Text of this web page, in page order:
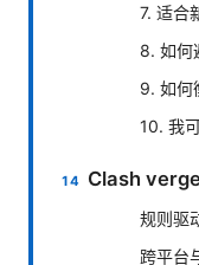
7. 适合
8. 如何
9. 如何
10. 我
Clash
规则驱
跨平台